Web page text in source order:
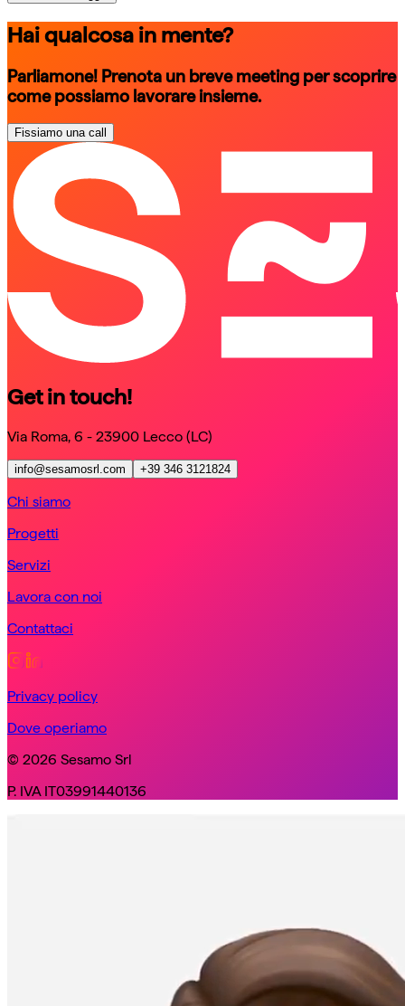
Hai qualcosa in mente?
Parliamone! Prenota un breve meeting per scoprire
come possiamo lavorare insieme.
Fissiamo una call
schedule a call
schedule a call
Get in touch!
Via Roma, 6 - 23900 Lecco (LC)
info@sesamosrl.com +39 346 3121824
Chi siamo
Progetti
Servizi
Lavora con noi
Contattaci
Privacy policy
Dove operiamo
© 2026 Sesamo Srl
P. IVA IT03991440136